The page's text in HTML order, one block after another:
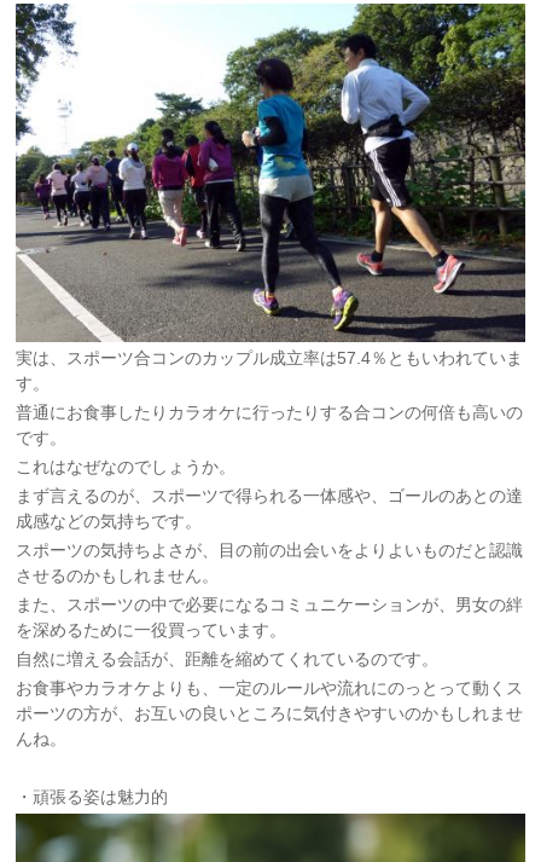
実は、スポーツ合コンのカップル成立率は57.4％ともいわれていま
す。
普通にお食事したりカラオケに行ったりする合コンの何倍も高いの
です。
これはなぜなのでしょうか。
まず言えるのが、スポーツで得られる一体感や、ゴールのあとの達
成感などの気持ちです。
スポーツの気持ちよさが、目の前の出会いをよりよいものだと認識
させるのかもしれません。
また、スポーツの中で必要になるコミュニケーションが、男女の絆
を深めるために一役買っています。
自然に増える会話が、距離を縮めてくれているのです。
お食事やカラオケよりも、一定のルールや流れにのっとって動くス
ポーツの方が、お互いの良いところに気付きやすいのかもしれませ
んね。
・頑張る姿は魅力的